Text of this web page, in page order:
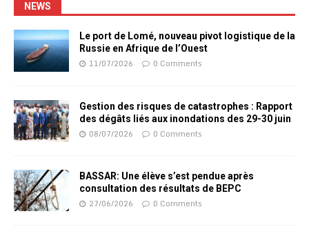
NEWS
Le port de Lomé, nouveau pivot logistique de la
Russie en Afrique de l’Ouest
11/07/2026 0 Comments
Gestion des risques de catastrophes : Rapport
des dégâts liés aux inondations des 29-30 juin
08/07/2026 0 Comments
BASSAR: Une élève s’est pendue après
consultation des résultats de BEPC
27/06/2026 0 Comments